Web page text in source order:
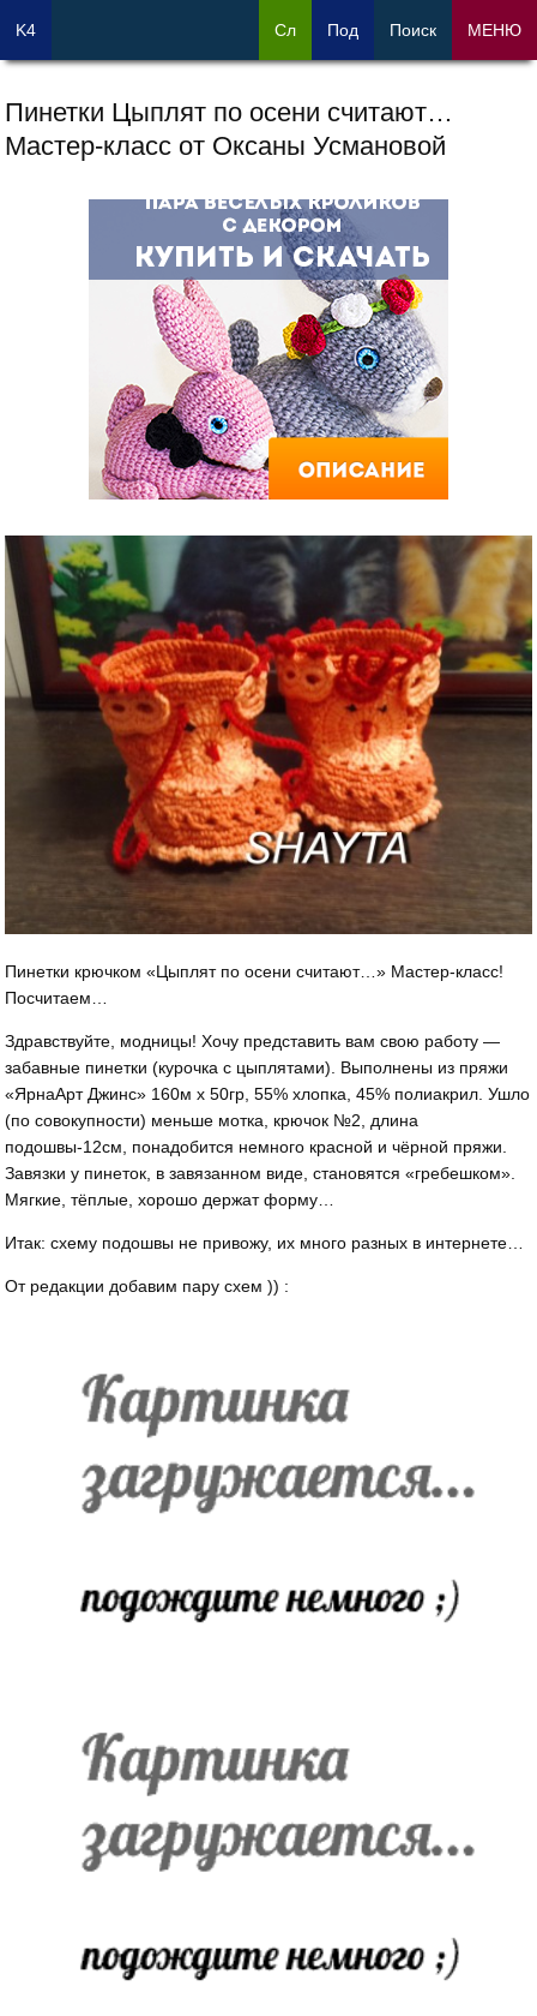
Пинетки Цыплят по осени считают…
Мастер-класс от Оксаны Усмановой
Пинетки крючком «Цыплят по осени считают…» Мастер-класс!
Посчитаем…
Здравствуйте, модницы! Хочу представить вам свою работу —
забавные пинетки (курочка с цыплятами). Выполнены из пряжи
«ЯрнаАрт Джинс» 160м х 50гр, 55% хлопка, 45% полиакрил. Ушло
(по совокупности) меньше мотка, крючок №2, длина
подошвы-12см, понадобится немного красной и чёрной пряжи.
Завязки у пинеток, в завязанном виде, становятся «гребешком».
Мягкие, тёплые, хорошо держат форму…
Итак: схему подошвы не привожу, их много разных в интернете…
От редакции добавим пару схем )) :
K4 Сл Под Поиск МЕНЮ